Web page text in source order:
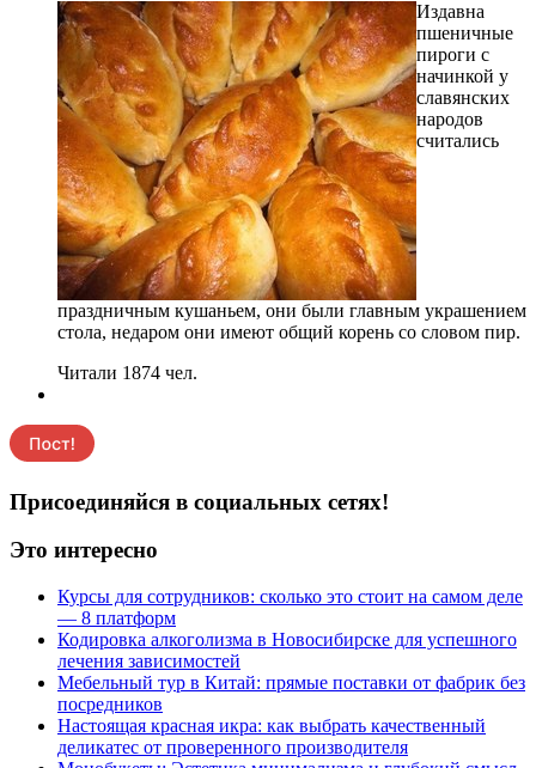
Издавна
пшеничные
пироги с
начинкой у
славянских
народов
считались
праздничным кушаньем, они были главным украшением
стола, недаром они имеют общий корень со словом пир.
Читали 1874 чел.
Присоединяйся в социальных сетях!
Это интересно
Курсы для сотрудников: сколько это стоит на самом деле
— 8 платформ
Кодировка алкоголизма в Новосибирске для успешного
лечения зависимостей
Мебельный тур в Китай: прямые поставки от фабрик без
посредников
Настоящая красная икра: как выбрать качественный
деликатес от проверенного производителя